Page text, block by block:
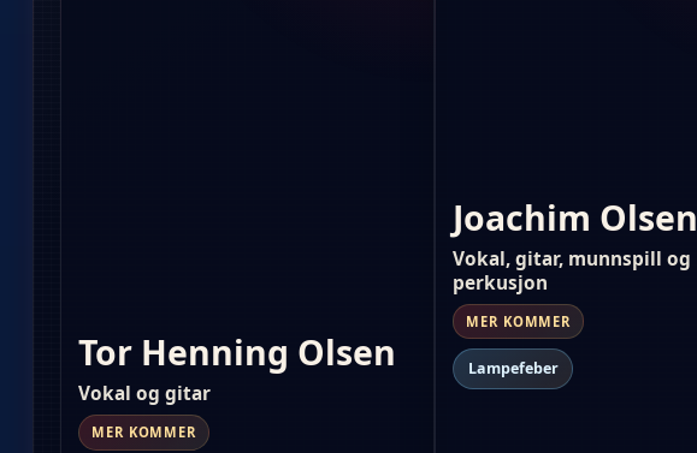
Tor Henning Olsen
Vokal og gitar
MER KOMMER
Joachim Olsen
Vokal, gitar, munnspill og
perkusjon
MER KOMMER
Lampefeber